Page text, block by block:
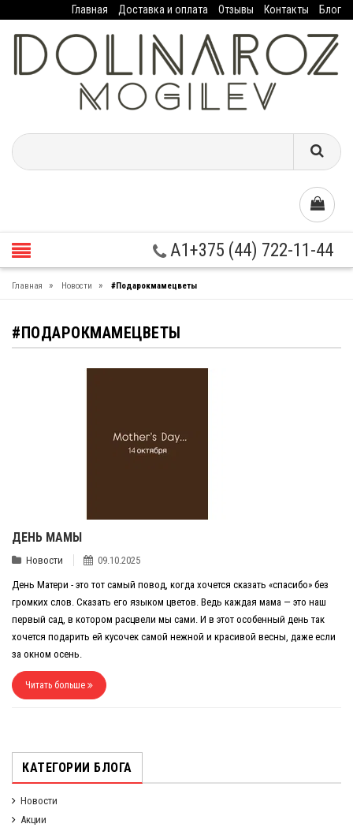
Главная Доставка и оплата Отзывы Контакты Блог
A1+375 (44) 722-11-44
Главная » Новости » #Подарокмамецветы
#ПОДАРОКМАМЕЦВЕТЫ
ДЕНЬ МАМЫ
Новости 09.10.2025
День Матери - это тот самый повод, когда хочется сказать «спасибо» без
громких слов. Сказать его языком цветов. Ведь каждая мама — это наш
первый сад, в котором расцвели мы сами. И в этот особенный день так
хочется подарить ей кусочек самой нежной и красивой весны, даже если
за окном осень.
Читать больше
КАТЕГОРИИ БЛОГА
Новости
Акции